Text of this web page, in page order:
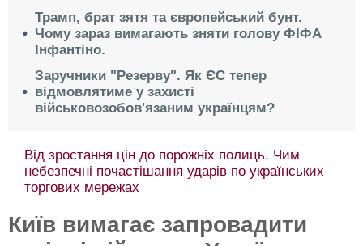
Трамп, брат зятя та європейський бунт.
Чому зараз вимагають зняти голову ФІФА
Інфантіно.
Заручники "Резерву". Як ЄС тепер
відмовлятиме у захисті
військовозобов'язаним українцям?
Від зростання цін до порожніх полиць. Чим
небезпечні почастішання ударів по українських
торгових мережах
Київ вимагає запровадити